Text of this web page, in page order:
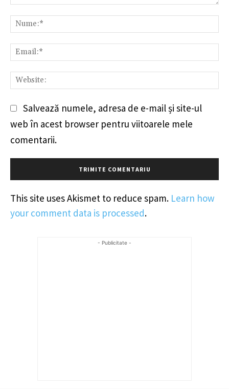
Salvează numele, adresa de e-mail și site-ul
web în acest browser pentru viitoarele mele
comentarii.
This site uses Akismet to reduce spam. Learn how
your comment data is processed.
- Publicitate -